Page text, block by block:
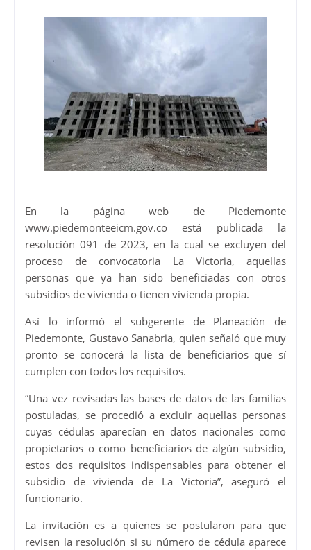
En la página web de Piedemonte
www.piedemonteeicm.gov.co está publicada la
resolución 091 de 2023, en la cual se excluyen del
proceso de convocatoria La Victoria, aquellas
personas que ya han sido beneficiadas con otros
subsidios de vivienda o tienen vivienda propia.
Así lo informó el subgerente de Planeación de
Piedemonte, Gustavo Sanabria, quien señaló que muy
pronto se conocerá la lista de beneficiarios que sí
cumplen con todos los requisitos.
“Una vez revisadas las bases de datos de las familias
postuladas, se procedió a excluir aquellas personas
cuyas cédulas aparecían en datos nacionales como
propietarios o como beneficiarios de algún subsidio,
estos dos requisitos indispensables para obtener el
subsidio de vivienda de La Victoria”, aseguró el
funcionario.
La invitación es a quienes se postularon para que
revisen la resolución si su número de cédula aparece